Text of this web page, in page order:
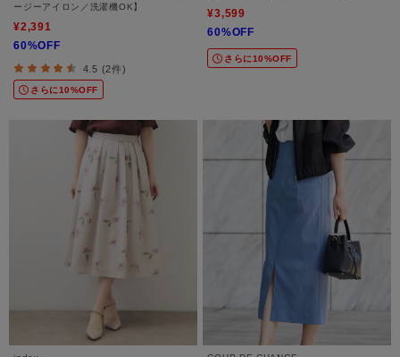
ージーアイロン／洗濯機OK】
¥2,391
60%OFF
4.5 (2件)
さらに10%OFF
¥3,599
60%OFF
さらに10%OFF